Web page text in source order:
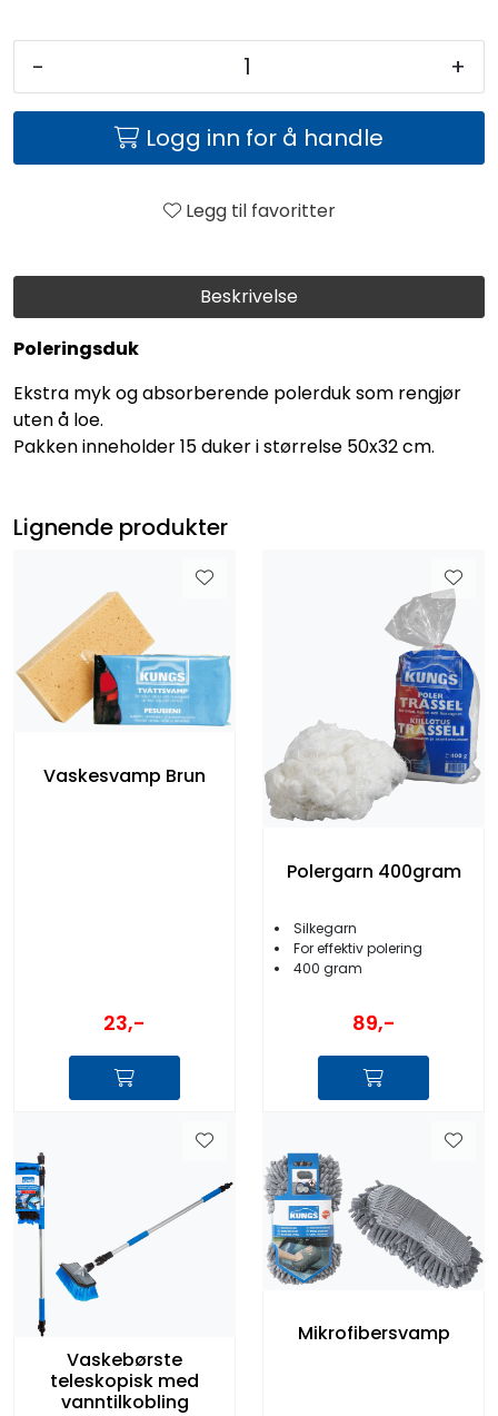
Beskrivelse
Poleringsduk
Ekstra myk og absorberende polerduk som rengjør
uten å loe.
Pakken inneholder 15 duker i størrelse 50x32 cm.
- +
Logg inn for å handle
Legg til favoritter
Lignende produkter
Vaskesvamp Brun
23,-
Polergarn 400gram
Silkegarn
For effektiv polering
400 gram
89,-
Vaskebørste
teleskopisk med
vanntilkobling
Mikrofibersvamp